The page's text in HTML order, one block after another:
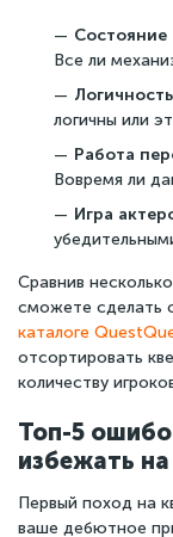
Состояние
Все ли
логичны или
Работа
Вовремя ли
Игра
Сравнив
сможете сделать
каталоге
отсортировать
количеству
Топ-5
избежать
Первый поход на
ваше дебютное